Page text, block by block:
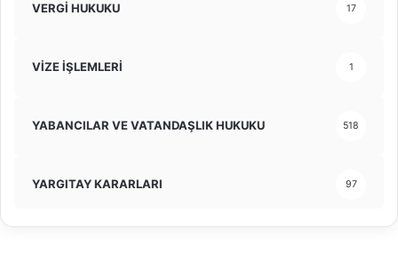
VERGİ HUKUKU 17
VİZE İŞLEMLERİ 1
YABANCILAR VE VATANDAŞLIK HUKUKU 518
YARGITAY KARARLARI 97